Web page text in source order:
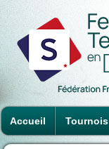
Accueil Tournois